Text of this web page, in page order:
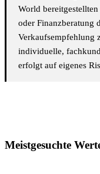
World
oder Finanzberatung
Verkaufsempfehlung
individuelle,
erfolgt auf eigenes
Meistgesuchte